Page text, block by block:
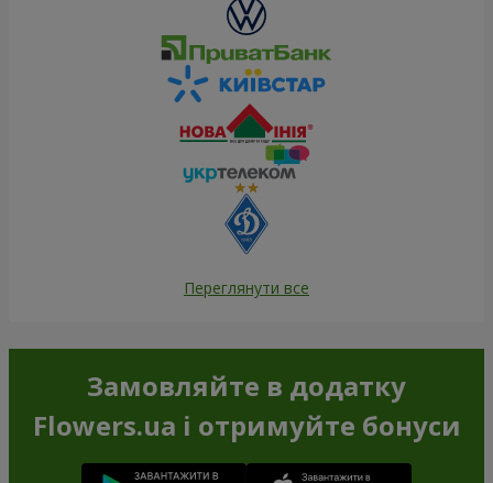
Переглянути все
Замовляйте в додатку
Flowers.ua і отримуйте бонуси